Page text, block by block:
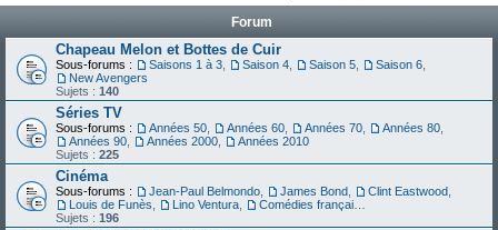
ch
Forum
Chapeau Melon et Bottes de Cuir
Sous-forums : Saisons 1 à 3 Saison 4 Saison 5 Saison 6
New Avengers
Sujets : 140
Séries TV
Sous-forums : Années 50 Années 60 Années 70 Années 80
Années 90
Années 2000
Années 2010
Sujets : 225
Cinéma
Sous-forums : Jean-Paul Belmondo James Bond Clint Eastwood
Louis de Funès
Lino Ventura
Sujets : 196